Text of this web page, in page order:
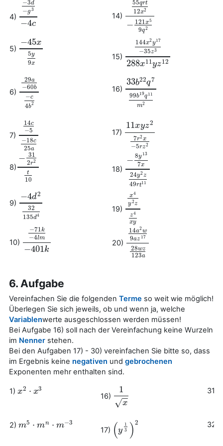
4)
−3d
−g3
−4c
−3d− 14)
55qrt
12x2
− 121x5
9q2
55qrt12x
5)
−45x
5y
9x
−45x5y
15)
144x2y17
−35z3
288x11yz12
144x2y17−35
6)
29a
−60b
−c
4b2
29a−60 16)
33b22q7
99b19q11
m2
33b22q799
7)
14c
−5
−18c
25a
14c−5 17)
11xyz2
7r2x
−5rz2
11xyz27r2
8)
− 31
2r2
t
10
−312r2 18)
− 8y13
7x
24y2z
49rt11
−8y137
9)
−4d2
32
135d4
−4d232
19)
x4
y2z
z4
xy
x4y2
10)
−71k
−4lm
−401k
−71k−4lm 20)
14a2w
9az17
28wz
123a
14a2w9
6. Aufgabe
Vereinfachen Sie die folgenden Terme so weit wie möglich!
Überlegen Sie sich jeweils, ob und wenn ja, welche
Variablenwerte ausgeschlossen werden müssen!
Bei Aufgabe 16) soll nach der Vereinfachung keine Wurzeln
im Nenner stehen.
Bei den Aufgaben 17) - 30) vereinfachen Sie bitte so, dass
im Ergebnis keine negativen und gebrochenen
Exponenten mehr enthalten sind.
1) x2 ⋅ x3
x2 x 3 16)
1
x
−
−
√
1x
31)
2) m5 ⋅ mn ⋅ m−3
m5 mn⋅m −3 17) (y
1
3
)2
(y1 3 2
32)